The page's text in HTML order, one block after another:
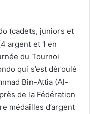
(cadets, juniors et
argent et 1 en
du Tournoi
qui s’est déroulé
Bin-Attia (Al-
de la Fédération
médailles d’argent